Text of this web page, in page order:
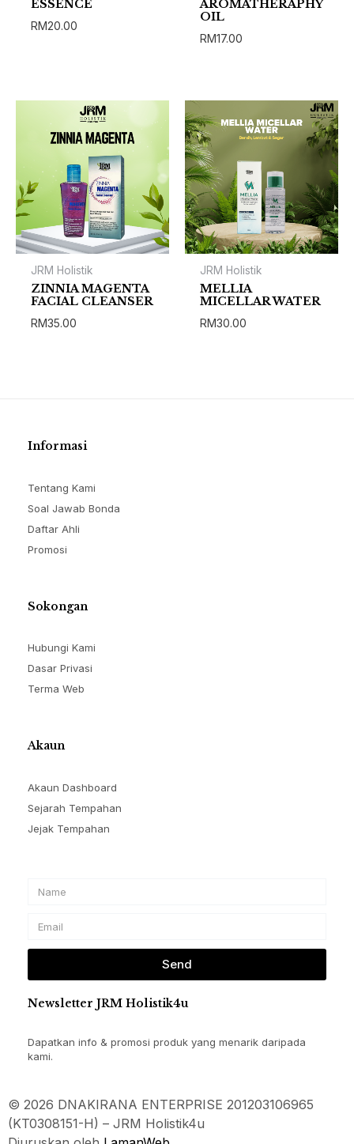
ESSENCE
RM20.00
AROMATHERAPHY
OIL
RM17.00
JRM Holistik
ZINNIA MAGENTA
FACIAL CLEANSER
RM35.00
JRM Holistik
MELLIA
MICELLAR WATER
RM30.00
Informasi
Tentang Kami
Soal Jawab Bonda
Daftar Ahli
Promosi
Sokongan
Hubungi Kami
Dasar Privasi
Terma Web
Akaun
Akaun Dashboard
Sejarah Tempahan
Jejak Tempahan
Name
Email
Send
Newsletter JRM Holistik4u
Dapatkan info & promosi produk yang menarik daripada
kami.
© 2026 DNAKIRANA ENTERPRISE 201203106965
(KT0308151-H) – JRM Holistik4u